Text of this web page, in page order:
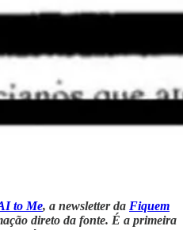
to Me, a newsletter da Fiquem
direto da fonte. É a primeira